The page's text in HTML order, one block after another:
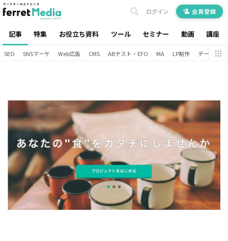
記事 特集 お役立ち資料 ツール セミナー 動画 講座
ログイン 会員登録
SEO SNSマーケ Web広告 CMS ABテスト・EFO MA LP制作 データ分析